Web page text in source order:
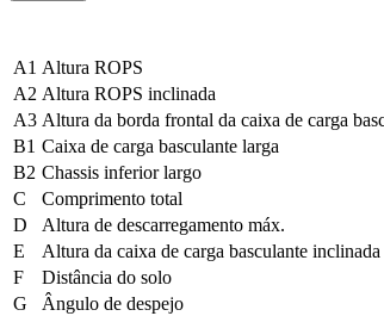
A1 Altura ROPS
A2 Altura ROPS inclinada
A3 Altura da borda frontal da caixa de carga
B1 Caixa de carga basculante larga
B2 Chassis inferior largo
C
Comprimento total
D
Altura de descarregamento máx.
E
Altura da caixa de carga basculante inclinada
F
Distância do solo
G
Ângulo de despejo